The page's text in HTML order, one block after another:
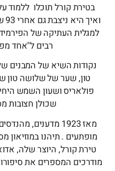
בטירת קורל תוכלו ללמוד
למגלית העתיקה של
רבים ל"אחד
נקודות השיא של המבנים
טון, שער של שלושה טון
פולאריס ושעון השמש
שכולן חצובות
מאז 1923 מדענים,
מופתעים . תיהנו
טירת קורל, היוצר שלה,
מודרכים המספרים את